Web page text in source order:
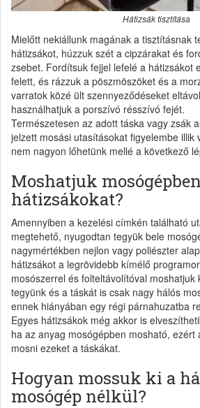
Hátizsák tisztítása
Mielőtt nekiállunk magának a tisztításnak
hátizsákot, húzzuk szét a cipzárakat és
zsebet. Fordítsuk fejjel lefelé a hátizsákot
felett, és rázzuk a pöszmöszöket és a
varratok közé ült szennyeződéseket
használhatjuk a porszívó résszívó fejét.
Természetesen az adott táska vagy zsák
jelzett mosási utasításokat figyelembe illik
nem nagyon lőhetünk mellé a következő
Moshatjuk
hátizsákokat?
Amennyiben a kezelési címkén található
megtehető, nyugodtan tegyük bele
nagymértékben nejlon vagy poliészter
hátizsákot a legrövidebb kímélő
mosószerrel és folteltávolítóval moshatjuk
tegyünk és a táskát is csak nagy hálós
ennek hiányában egy régi párnahuzatba
Egyes hátizsákok még akkor is
ha az anyag mosógépben mosható, ezért
mosni ezeket a táskákat.
Hogyan mossuk ki a
mosógép nélkül?